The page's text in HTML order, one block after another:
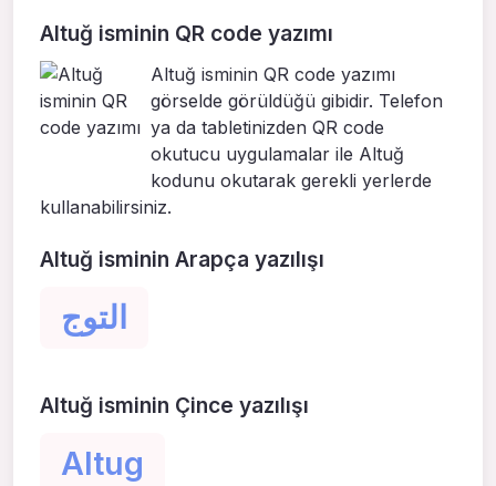
Altuğ isminin QR code yazımı
Altuğ isminin QR code yazımı
görselde görüldüğü gibidir. Telefon
ya da tabletinizden QR code
okutucu uygulamalar ile Altuğ
kodunu okutarak gerekli yerlerde
kullanabilirsiniz.
Altuğ isminin Arapça yazılışı
التوج
Altuğ isminin Çince yazılışı
Altug